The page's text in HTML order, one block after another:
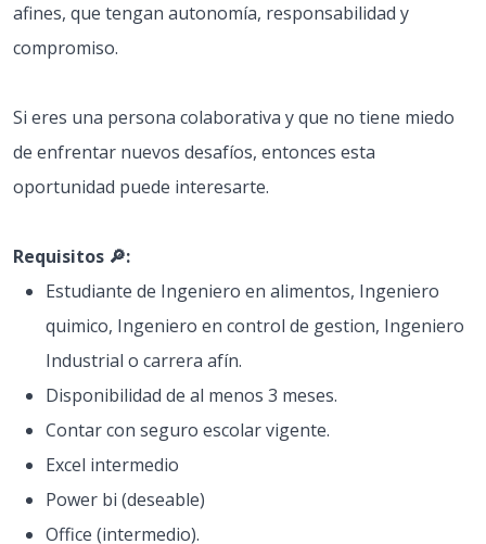
afines, que tengan autonomía, responsabilidad y
compromiso.
Si eres una persona colaborativa y que no tiene miedo
de enfrentar nuevos desafíos, entonces esta
oportunidad puede interesarte.
Requisitos 🔎:
Estudiante de Ingeniero en alimentos, Ingeniero
quimico, Ingeniero en control de gestion, Ingeniero
Industrial o carrera afín.
Disponibilidad de al menos 3 meses.
Contar con seguro escolar vigente.
Excel intermedio
Power bi (deseable)
Office (intermedio).